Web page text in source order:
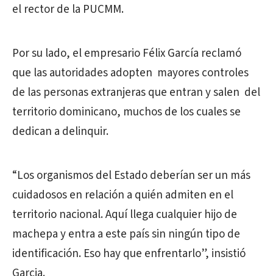
el rector de la PUCMM.
Por su lado, el empresario Félix García reclamó
que las autoridades adopten mayores controles
de las personas extranjeras que entran y salen del
territorio dominicano, muchos de los cuales se
dedican a delinquir.
“Los organismos del Estado deberían ser un más
cuidadosos en relación a quién admiten en el
territorio nacional. Aquí llega cualquier hijo de
machepa y entra a este país sin ningún tipo de
identificación. Eso hay que enfrentarlo”, insistió